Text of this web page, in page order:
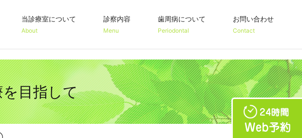
当診療室について
About
安心・安全の取り組み
safety
医院案内
Clinic
当院の特徴
Cncept
治療方針
Treatment Policy
診察内容
Menu
歯周病について
Periodontal
歯周病で歯は残せる？
お問い合わせ
Contact
目指して